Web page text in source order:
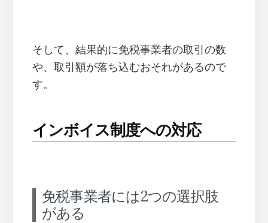
そして、結果的に免税事業者の取引の数
や、取引額が落ち込むおそれがあるので
す。
インボイス制度への対応
免税事業者には2つの選択肢
がある